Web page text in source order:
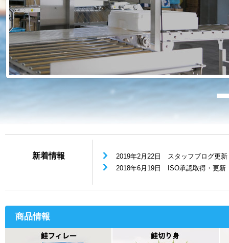
新着情報 2019年2月22日
スタッフブログ更
2018年6月19日
ISO承認取得・更新
商品情報